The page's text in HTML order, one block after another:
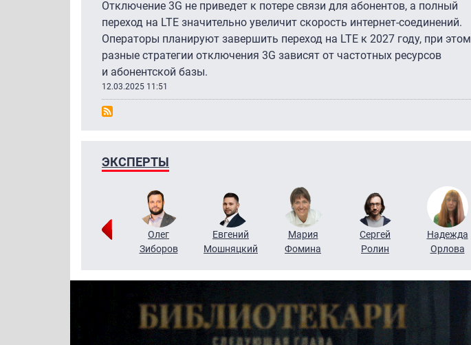
Отключение 3G не приведет к потере связи для абонентов, а полный
переход на LTE значительно увеличит скорость интернет-соединений.
Операторы планируют завершить переход на LTE к 2027 году, при этом
разные стратегии отключения 3G зависят от частотных ресурсов
и абонентской базы.
12.03.2025 11:51
ЭКСПЕРТЫ
Григорий
Олег
Зиборов
Евгений
Мошняцкий
Мария
Фомина
Сергей
Ролин
Надежда
Орлова